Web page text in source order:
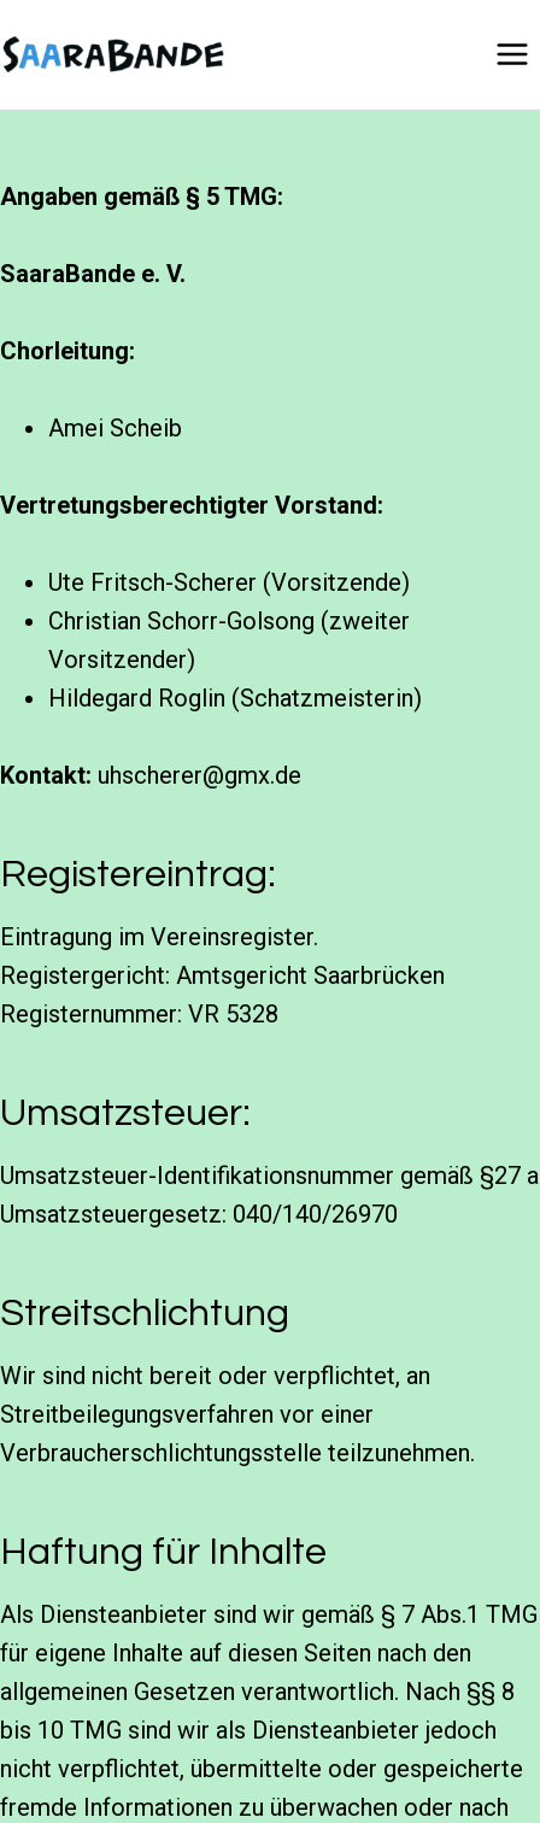
Inhalt
Angaben gemäß § 5 TMG:
SaaraBande e. V.
Chorleitung:
Amei Scheib
Vertretungsberechtigter Vorstand:
Ute Fritsch-Scherer (Vorsitzende)
Christian Schorr-Golsong (zweiter
Vorsitzender)
Hildegard Roglin (Schatzmeisterin)
Kontakt: uhscherer@gmx.de
Registereintrag:
Eintragung im Vereinsregister.
Registergericht: Amtsgericht Saarbrücken
Registernummer: VR 5328
Umsatzsteuer:
Umsatzsteuer-Identifikationsnummer gemäß §27 a
Umsatzsteuergesetz: 040/140/26970
Streitschlichtung
Wir sind nicht bereit oder verpflichtet, an
Streitbeilegungsverfahren vor einer
Verbraucherschlichtungsstelle teilzunehmen.
Haftung für Inhalte
Als Diensteanbieter sind wir gemäß § 7 Abs.1 TMG
für eigene Inhalte auf diesen Seiten nach den
allgemeinen Gesetzen verantwortlich. Nach §§ 8
bis 10 TMG sind wir als Diensteanbieter jedoch
nicht verpflichtet, übermittelte oder gespeicherte
fremde Informationen zu überwachen oder nach